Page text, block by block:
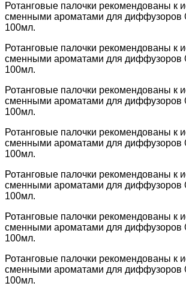
Ротанговые палочки рекомендованы к
сменными ароматами для диффузоров
100мл.
Ротанговые палочки рекомендованы к
сменными ароматами для диффузоров
100мл.
Ротанговые палочки рекомендованы к
сменными ароматами для диффузоров
100мл.
Ротанговые палочки рекомендованы к
сменными ароматами для диффузоров
100мл.
Ротанговые палочки рекомендованы к
сменными ароматами для диффузоров
100мл.
Ротанговые палочки рекомендованы к
сменными ароматами для диффузоров
100мл.
Ротанговые палочки рекомендованы к
сменными ароматами для диффузоров
100мл.